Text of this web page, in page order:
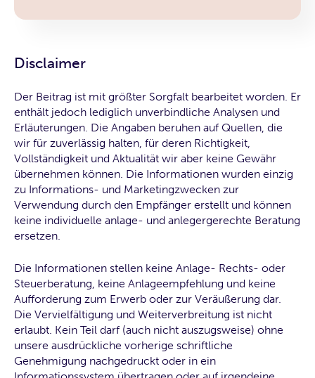
Disclaimer
Der Beitrag ist mit größter Sorgfalt bearbeitet worden. Er
enthält jedoch lediglich unverbindliche Analysen und
Erläuterungen. Die Angaben beruhen auf Quellen, die
wir für zuverlässig halten, für deren Richtigkeit,
Vollständigkeit und Aktualität wir aber keine Gewähr
übernehmen können. Die Informationen wurden einzig
zu Informations- und Marketingzwecken zur
Verwendung durch den Empfänger erstellt und können
keine individuelle anlage- und anlegergerechte Beratung
ersetzen.
Die Informationen stellen keine Anlage- Rechts- oder
Steuerberatung, keine Anlageempfehlung und keine
Aufforderung zum Erwerb oder zur Veräußerung dar.
Die Vervielfältigung und Weiterverbreitung ist nicht
erlaubt. Kein Teil darf (auch nicht auszugsweise) ohne
unsere ausdrückliche vorherige schriftliche
Genehmigung nachgedruckt oder in ein